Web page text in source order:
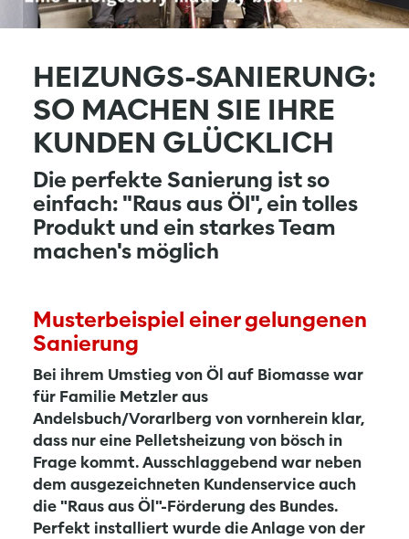
HEIZUNGS-SANIERUNG:
SO MACHEN SIE IHRE
KUNDEN GLÜCKLICH
Die perfekte Sanierung ist so
einfach: "Raus aus Öl", ein tolles
Produkt und ein starkes Team
machen's möglich
Musterbeispiel einer gelungenen
Sanierung
Bei ihrem Umstieg von Öl auf Biomasse war
für Familie Metzler aus
Andelsbuch/Vorarlberg von vornherein klar,
dass nur eine Pelletsheizung von bösch in
Frage kommt. Ausschlaggebend war neben
dem ausgezeichneten Kundenservice auch
die "Raus aus Öl"-Förderung des Bundes.
Perfekt installiert wurde die Anlage von der